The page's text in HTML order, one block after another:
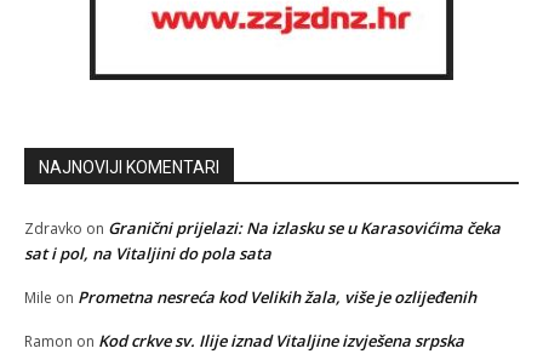
NAJNOVIJI KOMENTARI
Zdravko on Granični prijelazi: Na izlasku se u Karasovićima čeka
sat i pol, na Vitaljini do pola sata
Mile on Prometna nesreća kod Velikih žala, više je ozlijeđenih
Ramon on Kod crkve sv. Ilije iznad Vitaljine izvješena srpska